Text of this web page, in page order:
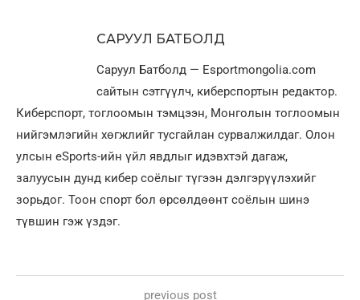
САРУУЛ БАТБОЛД
Саруул Батболд — Esportmongolia.com
сайтын сэтгүүлч, киберспортын редактор.
Киберспорт, тоглоомын тэмцээн, Монголын тоглоомын
нийгэмлэгийн хөгжлийг тусгайлан сурвалжилдаг. Олон
улсын eSports-ийн үйл явдлыг идэвхтэй дагаж,
залуусын дунд кибер соёлыг түгээн дэлгэрүүлэхийг
зорьдог. Тоон спорт бол өрсөлдөөнт соёлын шинэ
түвшин гэж үздэг.
previous post